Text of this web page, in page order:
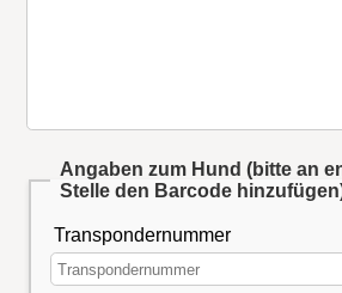
Angaben zum Hund (bitte an
Stelle den Barcode
Transpondernummer